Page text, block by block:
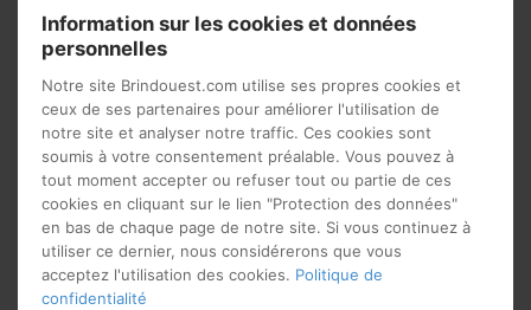
des écosystèmes naturels.
Adaptabilité du rotin en
intérieur et en extérieur :
avantages et limitations
Si le rotin séduit par son esthétique naturelle et son côté
intemporel, il est essentiel de comprendre dans quelles
conditions ce matériau révèle pleinement ses atouts. Bien
qu'il soit particulièrement prisé pour un usage intérieur,
rotin peut également s'inviter en extérieur, sous
certaines conditions
Information sur les cookies et données
personnelles
Notre site Brindouest.com utilise ses propres cookies et
ceux de ses partenaires pour améliorer l'utilisation de
notre site et analyser notre traffic. Ces cookies sont
soumis à votre consentement préalable. Vous pouvez à
tout moment accepter ou refuser tout ou partie de ces
cookies en cliquant sur le lien "Protection des données"
en bas de chaque page de notre site. Si vous continuez à
utiliser ce dernier, nous considérerons que vous
acceptez l'utilisation des cookies. Politique de
confidentialité